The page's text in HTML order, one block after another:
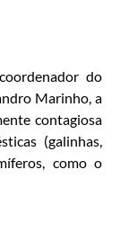
do
Marinho, a
contagiosa
(galinhas,
como o